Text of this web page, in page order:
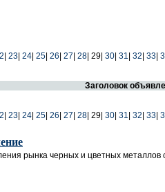
23 24 25 26 27 28 29| 30 31 32 33
Заголовок
23 24 25 26 27 28 29| 30 31 32 33
рынка черных и цветных металлов